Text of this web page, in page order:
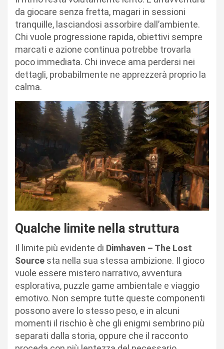
da giocare senza fretta, magari in sessioni
tranquille, lasciandosi assorbire dall’ambiente.
Chi vuole progressione rapida, obiettivi sempre
marcati e azione continua potrebbe trovarla
poco immediata. Chi invece ama perdersi nei
dettagli, probabilmente ne apprezzerà proprio la
calma.
Qualche limite nella struttura
Il limite più evidente di Dimhaven – The Lost
Source sta nella sua stessa ambizione. Il gioco
vuole essere mistero narrativo, avventura
esplorativa, puzzle game ambientale e viaggio
emotivo. Non sempre tutte queste componenti
possono avere lo stesso peso, e in alcuni
momenti il rischio è che gli enigmi sembrino più
separati dalla storia, oppure che il racconto